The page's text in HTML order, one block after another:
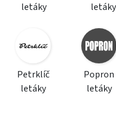
letáky
letáky
Petrklíč
letáky
Popron
letáky